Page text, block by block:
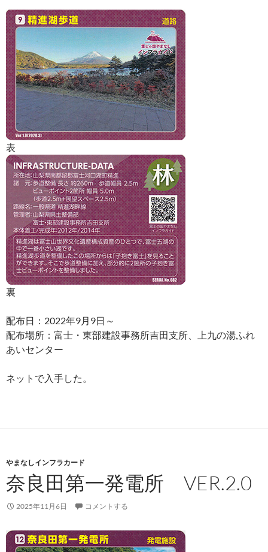
表
裏
配布日：2022年9月9日～
配布場所：富士・東部建設事務所吉田支所、上九の湯ふれ
あいセンター
ネットで入手した。
やまなしインフラカード
奈良田第一発電所 VER.2.0
2025年11月6日 コメントする